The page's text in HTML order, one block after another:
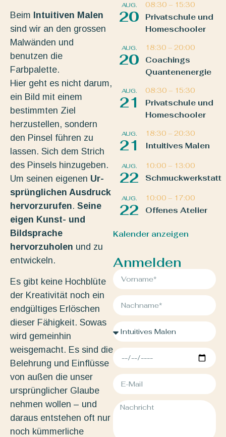
Beim Intuitiven Malen
sind wir an den grossen
Malwänden und
benutzen die
Farbpalette.
Hier geht es nicht darum,
ein Bild mit einem
bestimmten Ziel
herzustellen, sondern
den Pinsel führen zu
lassen. Sich dem Strich
des Pinsels hinzugeben.
Um seinen eigenen Ur-
sprünglichen Ausdruck
hervorzurufen. Seine
eigen Kunst- und
Bildsprache
hervorzuholen und zu
entwickeln.
Es gibt keine Hochblüte
der Kreativität noch ein
endgültiges Erlöschen
dieser Fähigkeit. Sowas
wird gemeinhin
weisgemacht. Es sind die
Belehrung und Einflüsse
von außen die unser
ursprünglicher Glaube
nehmen wollen – und
daraus entstehen oft nur
noch kümmerliche
AUG.
20
08:30 – 15:30
Privatschule und
Homeschooler
AUG.
20
18:30 – 20:00
Coachings
Quantenenergie
AUG.
21
08:30 – 15:30
Privatschule und
Homeschooler
AUG.
21
18:30 – 20:30
Intuitives Malen
AUG.
22
10:00 – 13:00
Schmuckwerkstatt
AUG.
22
10:00 – 17:00
Offenes Atelier
Kalender anzeigen
Anmelden